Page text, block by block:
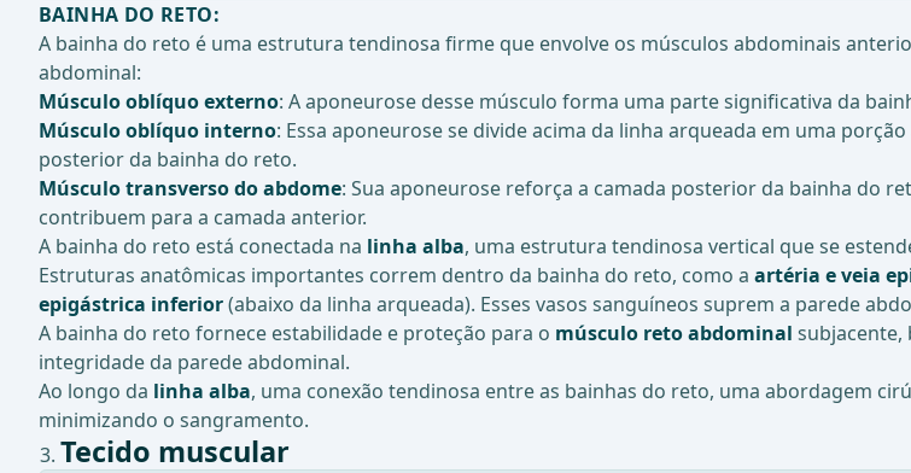
BAINHA DO RETO:
A bainha do reto é uma estrutura tendinosa firme que envolve os músculos abdominais
abdominal:
Músculo oblíquo externo: A aponeurose desse músculo forma uma parte significativa da
Músculo oblíquo interno: Essa aponeurose se divide acima da linha arqueada em uma
posterior da bainha do reto.
Músculo transverso do abdome: Sua aponeurose reforça a camada posterior da bainha do
contribuem para a camada anterior.
A bainha do reto está conectada na linha alba, uma estrutura tendinosa vertical que se
Estruturas anatômicas importantes correm dentro da bainha do reto, como a artéria e veia
epigástrica inferior(abaixo da linha arqueada). Esses vasos sanguíneos suprem a parede
A bainha do reto fornece estabilidade e proteção para o músculo reto abdominal subjacente,
integridade da parede abdominal.
Ao longo da linha alba, uma conexão tendinosa entre as bainhas do reto, uma abordagem
minimizando o sangramento.
Tecido muscular